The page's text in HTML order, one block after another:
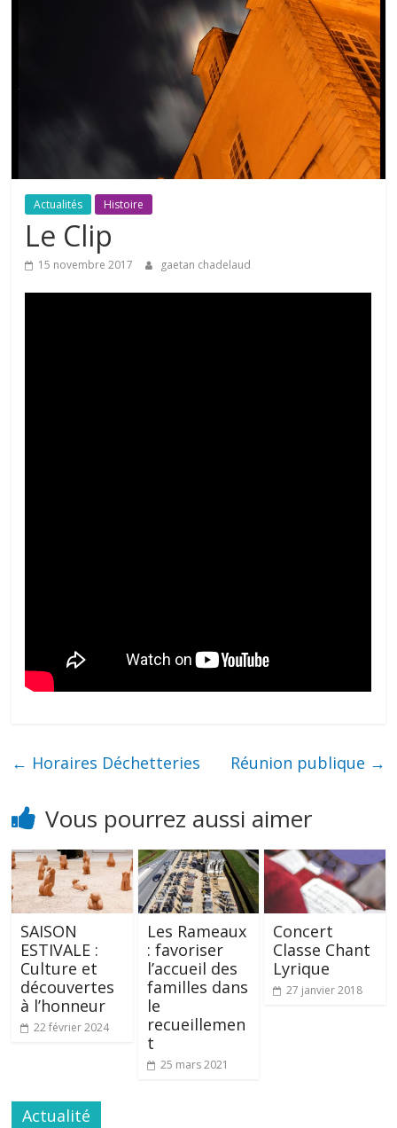
Actualités Histoire
Le Clip
15 novembre 2017 gaetan chadelaud
← Horaires Déchetteries Réunion publique →
Vous pourrez aussi aimer
SAISON
ESTIVALE :
Culture et
découvertes
à l’honneur
22 février 2024
Les Rameaux
: favoriser
l’accueil des
familles dans
le
recueillemen
t
25 mars 2021
Concert
Classe Chant
Lyrique
27 janvier 2018
Actualité